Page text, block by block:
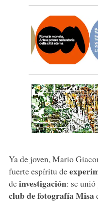
Ya de joven, Mario
fuerte espíritu de
deinvestigación: se
club de fotografía Misa